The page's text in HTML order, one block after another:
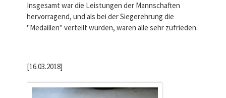
Insgesamt war die Leistungen der Mannschaften
hervorragend, und als bei der Siegerehrung die
"Medaillen" verteilt wurden, waren alle sehr zufrieden.
[16.03.2018]